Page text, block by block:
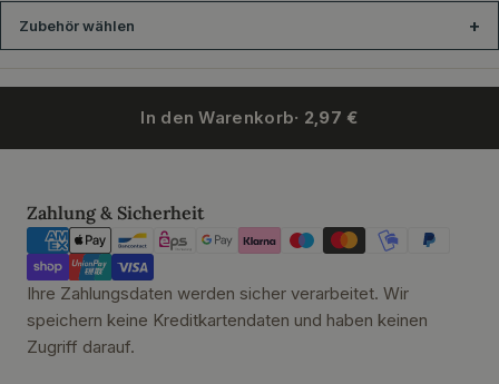
Zubehör wählen
In den Warenkorb· 2,97 €
Zahlung & Sicherheit
Zahlungsmethoden
Ihre Zahlungsdaten werden sicher verarbeitet. Wir
speichern keine Kreditkartendaten und haben keinen
Zugriff darauf.